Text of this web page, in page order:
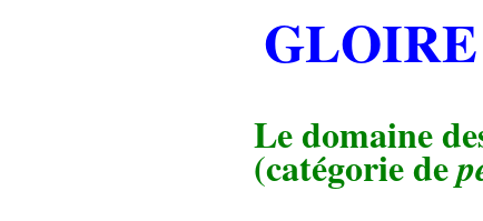
GLOIRE
Le domaine
(catégorie de